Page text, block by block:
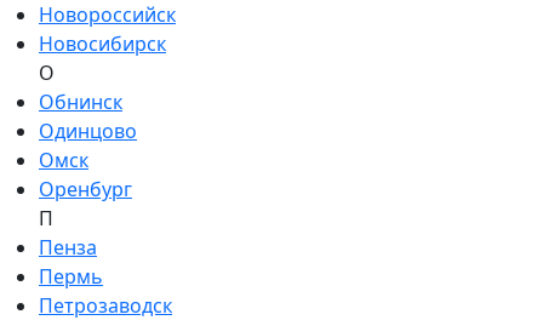
Новороссийск
Новосибирск
О
Обнинск
Одинцово
Омск
Оренбург
П
Пенза
Пермь
Петрозаводск